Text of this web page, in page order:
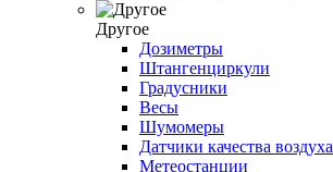
Другое
Дозиметры
Штангенциркули
Градусники
Весы
Шумомеры
Датчики качества воздуха
Метеостанции